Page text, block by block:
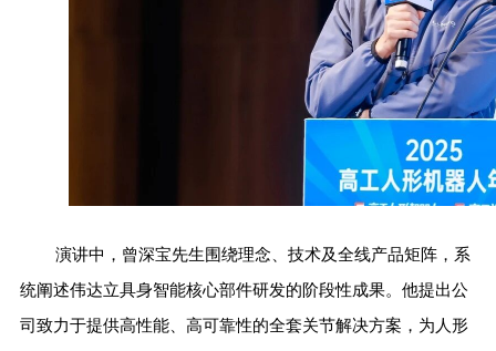
演讲中，曾深宝先生围绕理念、技术及全线产品矩阵，系
统阐述伟达立具身智能核心部件研发的阶段性成果。他提出公
司致力于提供高性能、高可靠性的全套关节解决方案，为人形